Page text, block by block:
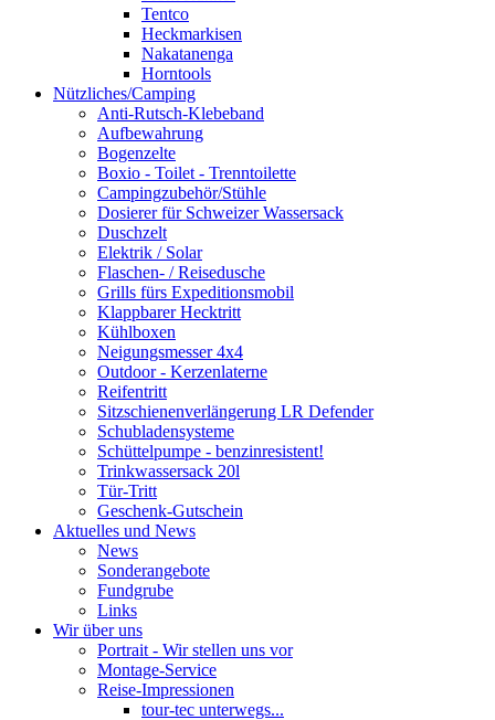
Tentco
Heckmarkisen
Nakatanenga
Horntools
Nützliches/Camping
Anti-Rutsch-Klebeband
Aufbewahrung
Bogenzelte
Boxio - Toilet - Trenntoilette
Campingzubehör/Stühle
Dosierer für Schweizer Wassersack
Duschzelt
Elektrik / Solar
Flaschen- / Reisedusche
Grills fürs Expeditionsmobil
Klappbarer Hecktritt
Kühlboxen
Neigungsmesser 4x4
Outdoor - Kerzenlaterne
Reifentritt
Sitzschienenverlängerung LR Defender
Schubladensysteme
Schüttelpumpe - benzinresistent!
Trinkwassersack 20l
Tür-Tritt
Geschenk-Gutschein
Aktuelles und News
News
Sonderangebote
Fundgrube
Links
Wir über uns
Portrait - Wir stellen uns vor
Montage-Service
Reise-Impressionen
tour-tec unterwegs...